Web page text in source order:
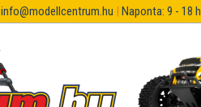
info@modellcentrum.hu | Naponta: 9 - 18 h